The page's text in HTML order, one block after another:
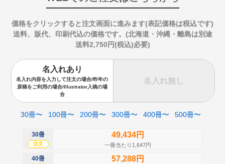
価格をクリックすると注文画面に進みます(表記価格は税込です)
送料、版代、印刷代込の価格です。(北海道・沖縄・離島は別途
送料2,750円(税込)必要)
名入れあり
名入れ内容を入力して注文の場合/昨年の
原稿をご利用の場合/Illustrator入稿の場
合
名入れ無し
30冊〜 100冊〜 200冊〜 300冊〜 400冊〜 500冊〜
30冊
注文
49,434円
一冊当たり1,647円
40冊 57,288円